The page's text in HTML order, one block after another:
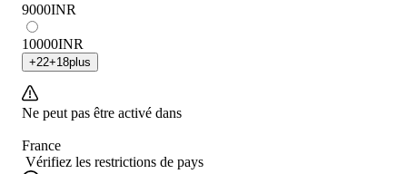
9000INR
10000INR
+22+18plus
Ne peut pas être activé dans
France
Vérifiez les restrictions de pays